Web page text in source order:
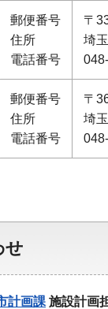
郵便番号
住所
電話番号
〒
埼
郵便番号
住所
電話番号
〒
埼
せ
計画課 施設計画